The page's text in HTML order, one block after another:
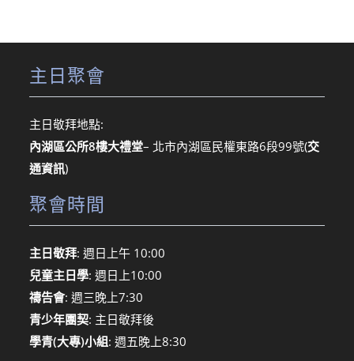
主日聚會
主日敬拜地點:
內湖區公所8樓大禮堂– 北市內湖區民權東路6段99號(交
通資訊)
聚會時間
主日敬拜: 週日上午 10:00
兒童主日學: 週日上10:00
禱告會: 週三晚上7:30
青少年團契: 主日敬拜後
學青(大專)小組: 週五晚上8:30